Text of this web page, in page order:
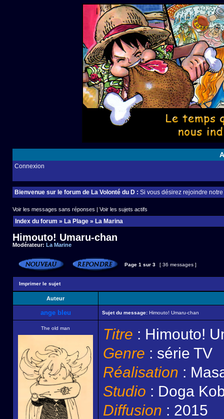
Connexion
Bienvenue sur le forum de La Volonté du D : Si vous désirez rejoindre
Voir les messages sans réponses | Voir les sujets actifs
Index du forum » La Plage » La Marina
Himouto! Umaru-chan
Modérateur: La Marine
Page 1 sur 3 [ 36 messages ]
Imprimer le sujet
Auteur
ange bleu Sujet du message: Himouto! Umaru-chan
The old man Titre : Himouto!
Genre : série TV
Réalisation :
Studio : Doga
Diffusion : 2015